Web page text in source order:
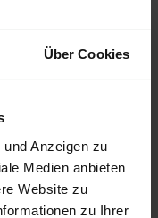
Über Cookies
Anzeigen zu
Medien anbieten
Website zu
zu Ihrer
Mai